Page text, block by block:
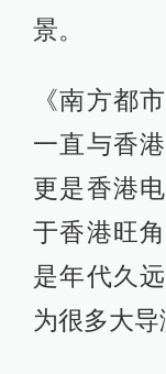
景。
《南方都
一直与香
更是香港
于香港旺
是年代久
为很多大导